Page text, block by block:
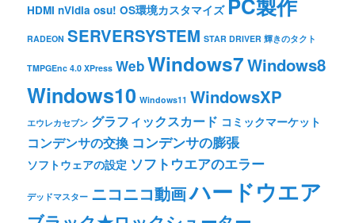
HDMI nVidia osu! OS環境カスタマイズ
RADEON SERVERSYSTEM STAR DRIVER 輝きのタクト
TMPGEnc 4.0 XPress WebWindows7Windows8
Windows10 Windows11 WindowsXP
エウレカセブン グラフィックスカード コミックマーケット
コンデンサの交換 コンデンサの膨張
ソフトウェアの設定 ソフトウエアのエラー
デッドマスター ニコニコ動画ハードウエア